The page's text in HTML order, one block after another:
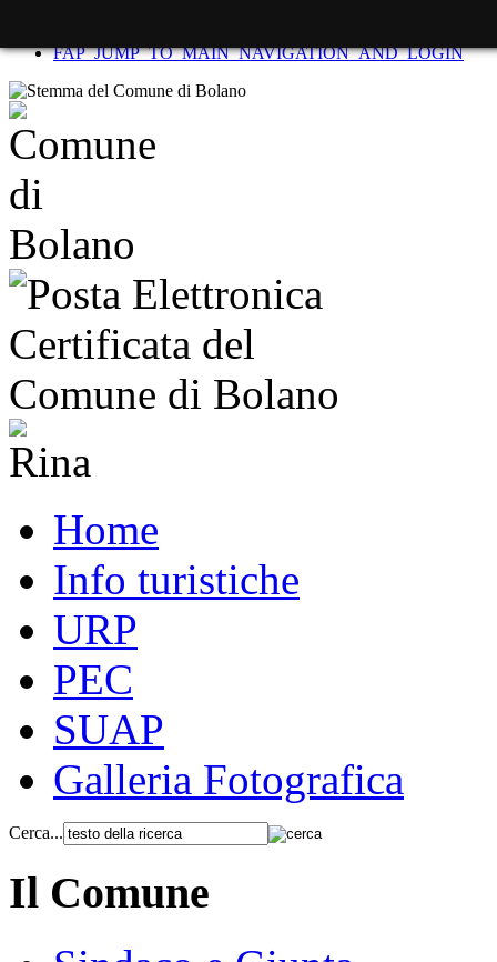
FAP_JUMP_TO_MAIN_NAVIGATION_AND_LOGIN
Home
Info turistiche
URP
PEC
SUAP
Galleria Fotografica
Cerca...
Il Comune